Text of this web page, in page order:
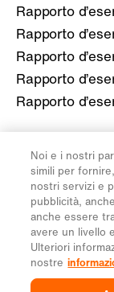
Rapporto
Rapporto
Rapporto
Rapporto
Rapporto
Ulteriori
migros.ch
Note legali
Noi e i nostri
simili per
nostri servizi e
pubblicità,
anche essere
avere un livello
Ulteriori
nostre